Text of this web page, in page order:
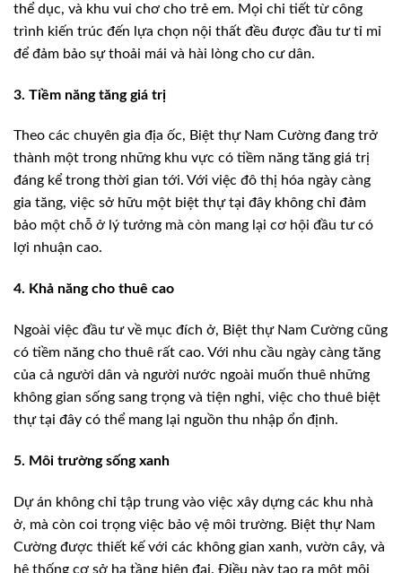
thể dục, và khu vui chơ cho trẻ em. Mọi chi tiết từ công
trình kiến trúc đến lựa chọn nội thất đều được đầu tư tỉ mỉ
để đảm bảo sự thoải mái và hài lòng cho cư dân.
3. Tiềm năng tăng giá trị
Theo các chuyên gia địa ốc, Biệt thự Nam Cường đang trở
thành một trong những khu vực có tiềm năng tăng giá trị
đáng kể trong thời gian tới. Với việc đô thị hóa ngày càng
gia tăng, việc sở hữu một biệt thự tại đây không chỉ đảm
bảo một chỗ ở lý tưởng mà còn mang lại cơ hội đầu tư có
lợi nhuận cao.
4. Khả năng cho thuê cao
Ngoài việc đầu tư về mục đích ở, Biệt thự Nam Cường cũng
có tiềm năng cho thuê rất cao. Với nhu cầu ngày càng tăng
của cả người dân và người nước ngoài muốn thuê những
không gian sống sang trọng và tiện nghi, việc cho thuê biệt
thự tại đây có thể mang lại nguồn thu nhập ổn định.
5. Môi trường sống xanh
Dự án không chỉ tập trung vào việc xây dựng các khu nhà
ở, mà còn coi trọng việc bảo vệ môi trường. Biệt thự Nam
Cường được thiết kế với các không gian xanh, vườn cây, và
hệ thống cơ sở hạ tầng hiện đại. Điều này tạo ra một môi